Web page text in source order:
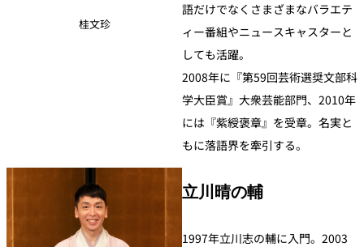
桂文珍
語だけでなくさまざまなバラエテ
ィー番組やニュースキャスターと
しても活躍。
2008年に『第59回芸術選奨文部科
学大臣賞』大衆芸能部門、2010年
には『紫綬褒章』を受章。名実と
もに落語界を牽引する。
立川晴の輔
1997年立川志の輔に入門。2003